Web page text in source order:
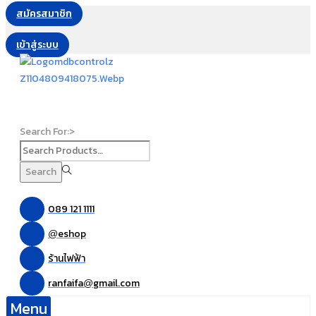
สมัครสมาชิก
เข้าสู่ระบบ
Search For:>
Search
089 121 1111
@eshop
ร้านไฟฟ้า
ranfaifa@gmail.com
Menu